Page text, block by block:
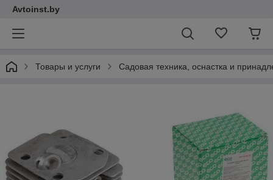
Avtoinst.by
Товары и услуги Садовая техника, оснастка и